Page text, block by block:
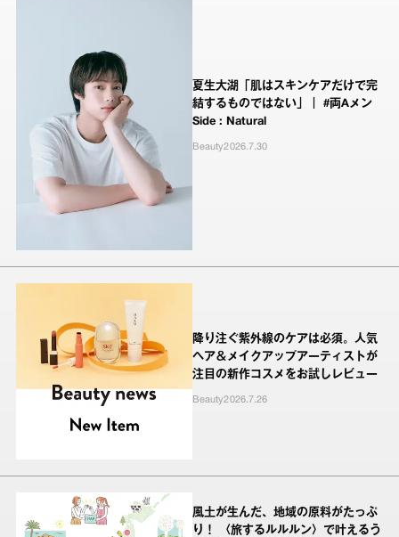
夏生大湖「肌はスキンケアだけで完
結するものではない」｜ #両Aメン
Side : Natural
Beauty2026.7.30
降り注ぐ紫外線のケアは必須。人気
ヘア＆メイクアップアーティストが
注目の新作コスメをお試しレビュー
Beauty2026.7.26
風土が生んだ、地域の原料がたっぷ
り！ 〈旅するルルルン〉で叶えるう